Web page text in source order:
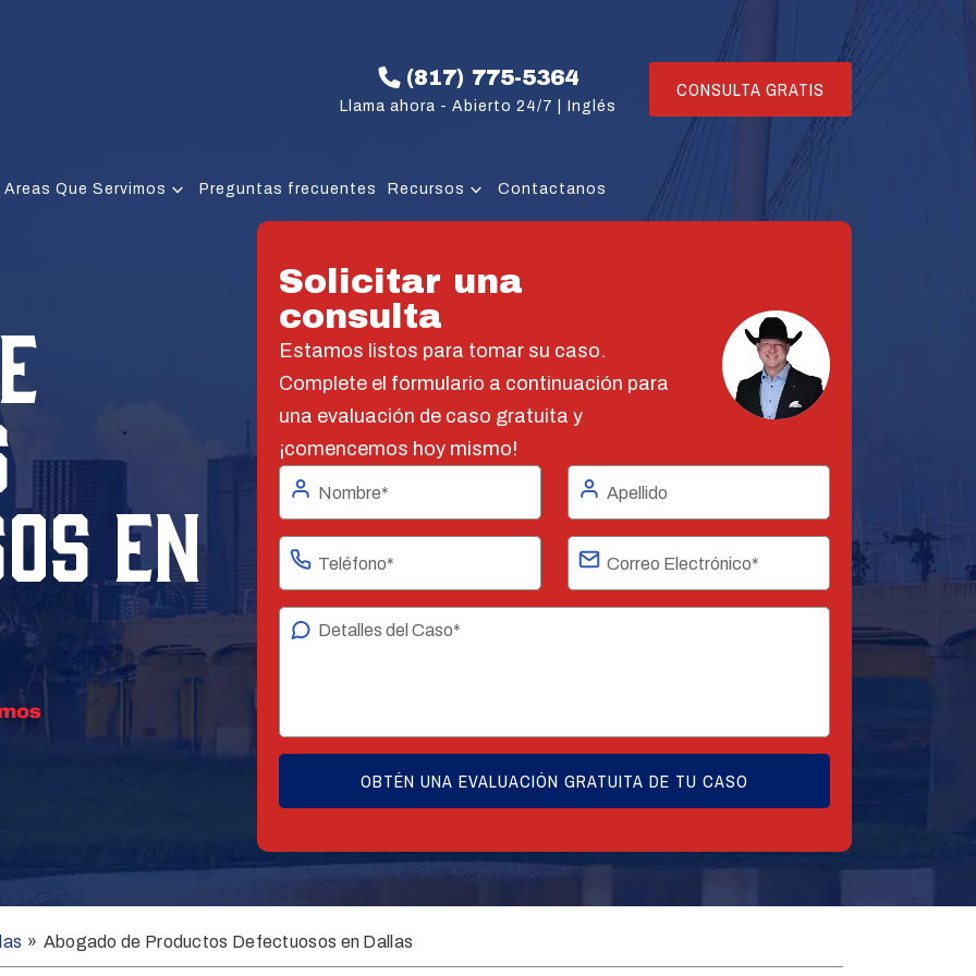
(817) 775-5364
Llama ahora - Abierto 24/7 | Inglés
CONSULTA GRATIS
Areas Que Servimos Preguntas frecuentes Recursos Contactanos
EN
Solicitar una
consulta
Estamos listos para tomar su caso.
Complete el formulario a continuación para
una evaluación de caso gratuita y
¡comencemos hoy mismo!
» Abogado de Productos Defectuosos en Dallas